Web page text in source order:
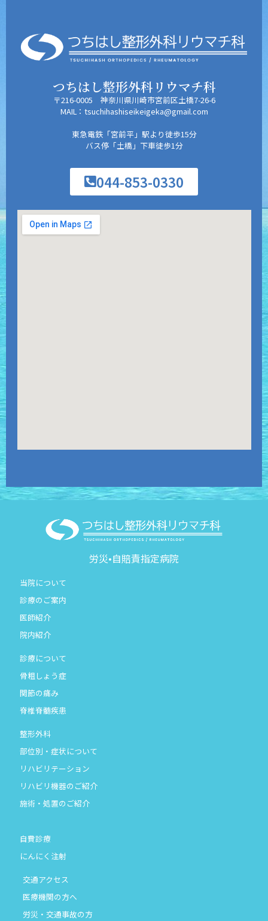
つちはし整形外科リウマチ科
〒216-0005 神奈川県川崎市宮前区土橋7-26-6
MAIL：tsuchihashiseikeigeka@gmail.com
東急電鉄「宮前平」駅より徒歩15分
バス停「土橋」下車徒歩1分
044-853-0330
労災•自賠責指定病院
当院について
診療のご案内
医師紹介
院内紹介
診療について
骨粗しょう症
関節の痛み
脊椎脊髄疾患
整形外科
部位別・症状について
リハビリテーション
リハビリ機器のご紹介
施術・処置のご紹介
自費診療
にんにく注射
交通アクセス
医療機関の方へ
労災・交通事故の方